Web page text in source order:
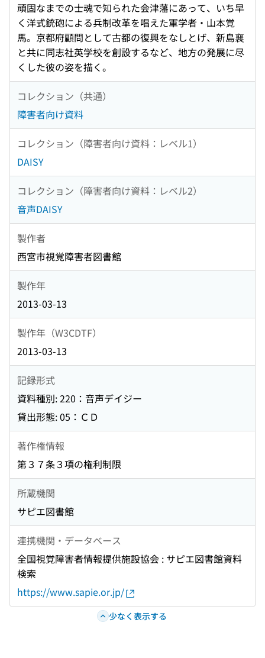
頑固なまでの士魂で知られた会津藩にあって、いち早
く洋式銃砲による兵制改革を唱えた軍学者・山本覚
馬。京都府顧問として古都の復興をなしとげ、新島襄
と共に同志社英学校を創設するなど、地方の発展に尽
くした彼の姿を描く。
コレクション（共通）
障害者向け資料
コレクション（障害者向け資料：レベル1）
DAISY
コレクション（障害者向け資料：レベル2）
音声DAISY
製作者
西宮市視覚障害者図書館
製作年
2013-03-13
製作年（W3CDTF）
2013-03-13
記録形式
資料種別: 220：音声デイジー
貸出形態: 05：ＣＤ
著作権情報
第３７条３項の権利制限
所蔵機関
サピエ図書館
連携機関・データベース
全国視覚障害者情報提供施設協会 : サピエ図書館資料
検索
https://www.sapie.or.jp/
少なく表示する